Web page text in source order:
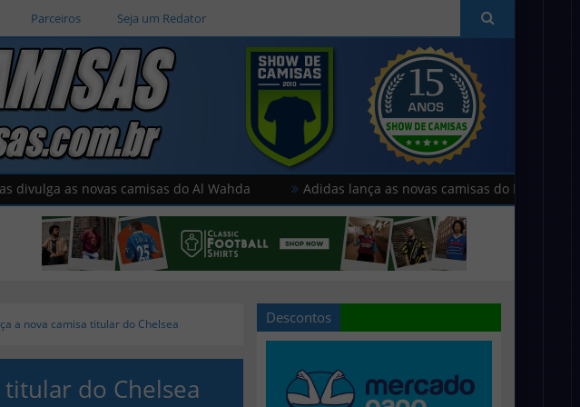
Parceiros Seja um Redator
novas camisas do Al Wahda Adidas lança as novas camisas do Paris FC
a nova camisa titular do Chelsea
do Chelsea
Descontos